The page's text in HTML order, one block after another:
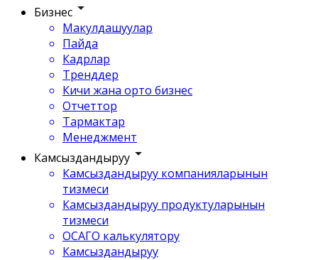
Бизнес
Макулдашуулар
Пайда
Кадрлар
Тренддер
Кичи жана орто бизнес
Отчеттор
Тармактар
Менеджмент
Камсыздандыруу
Камсыздандыруу компанияларынын
тизмеси
Камсыздандыруу продуктуларынын
тизмеси
ОСАГО калькулятору
Камсыздандыруу